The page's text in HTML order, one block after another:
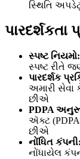
સ્થિતિ
પારદર્શકતા
સ્પષ્ટ નિયમો:
સ્પષ્ટ રીતે
પારદર્શક
અમારી સેવા
છીએ
PDPA
ઍક્ટ
છીએ
નોંધિત કંપની:
નોંધાયેલ